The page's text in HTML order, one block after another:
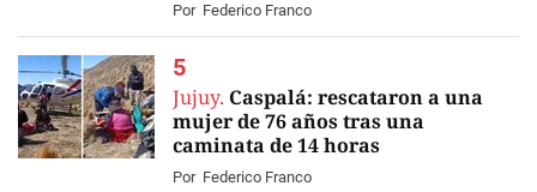
Por Federico Franco
Jujuy. Caspalá: rescataron a una
mujer de 76 años tras una
caminata de 14 horas
Por Federico Franco